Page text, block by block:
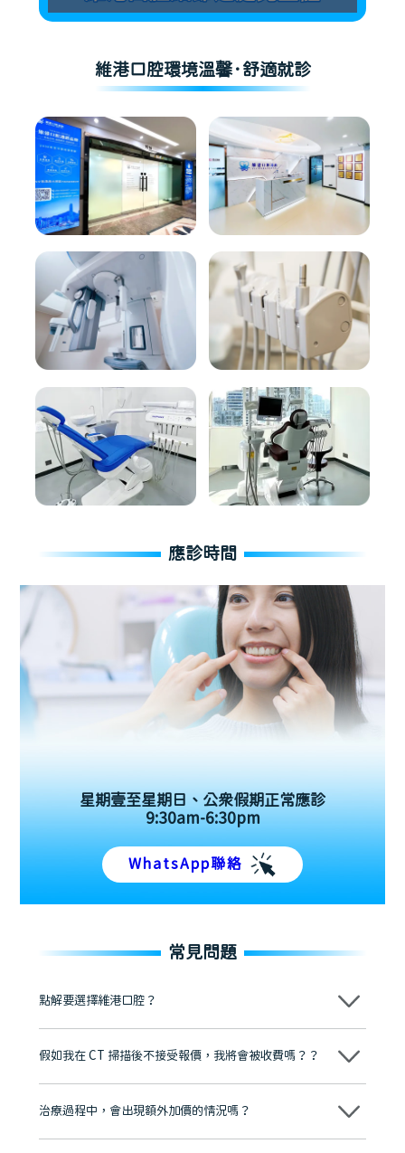
維港口腔環境溫馨·舒適就診
應診時間
星期壹至星期日、公眾假期正常應診
9:30am-6:30pm
WhatsApp聯絡
常見問題
點解要選擇維港口腔？
維港口腔踐行「醫道濟世」的大學校訓，各分院匯聚來自香港、內地的
牌」、「2025香港企業領袖品牌」，是諾貝爾種植系統全球放心植牙中
至今已服務超過三十個國家和地區的顧客，受到粵港澳大灣區及周邊城
市市民極高的口碑評價及信任推薦 珠海、深圳設有八大分院，香港亦設
有咨詢及服務保障中心，有任何問題都可以隨時預約免費咨詢，讓人十
假如我在 CT 掃描後不接受報價，我將會被收費嗎？？
不會！只要未開始實際服務之前，你不會被收取任何費用。
治療過程中，會出現額外加價的情況嗎？
不會，治療前我們會詳細說明治療方案及對應的價錢，顧客同意並簽字